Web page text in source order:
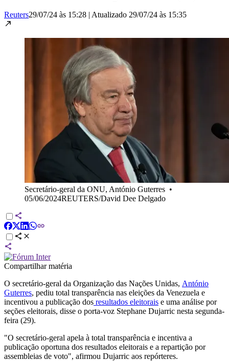
Reuters29/07/24 às 15:28 | Atualizado 29/07/24 às 15:35
Secretário-geral da ONU, António Guterres •
05/06/2024REUTERS/David Dee Delgado
Compartilhar matéria
O secretário-geral da Organização das Nações Unidas, António
Guterres, pediu total transparência nas eleições da Venezuela e
incentivou a publicação dos resultados eleitorais e uma análise por
seções eleitorais, disse o porta-voz Stephane Dujarric nesta segunda-
feira (29).
"O secretário-geral apela à total transparência e incentiva a
publicação oportuna dos resultados eleitorais e a repartição por
assembleias de voto", afirmou Dujarric aos repórteres.